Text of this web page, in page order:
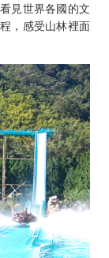
見世界各國的文
，感受山林裡面